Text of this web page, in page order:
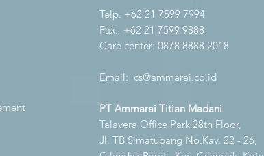
Telp. +62 21 7599 7994
Fax. +62 21 7599 9888
Care center: 0878 8888 2018
Email: cs@ammarai.co.id
PT Ammarai Titian Madani
Talavera Office Park 28th Floor,
Jl. TB Simatupang No.Kav. 22 - 26,